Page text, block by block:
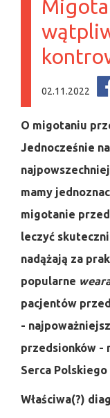
02.11.2022
O migotaniu
Jednocześnie
mamy
migotanie
leczyć
nadążają za
popularne
pacjentów
-
przedsionków -
Serca
Właściwa(?)